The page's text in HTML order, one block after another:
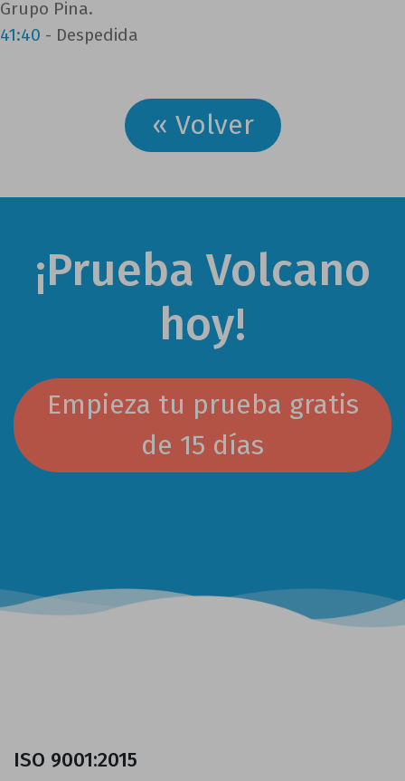
Grupo Pina.
41:40 - Despedida
« Volver
¡Prueba Volcano
hoy!
Empieza tu prueba gratis
de 15 días
ISO 9001:2015